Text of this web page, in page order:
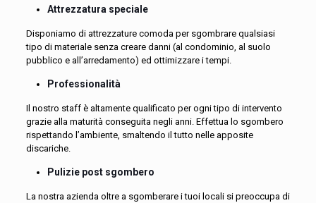
Attrezzatura speciale
Disponiamo di attrezzature comoda per sgombrare qualsiasi
tipo di materiale senza creare danni (al condominio, al suolo
pubblico e all’arredamento) ed ottimizzare i tempi.
Professionalità
Il nostro staff è altamente qualificato per ogni tipo di intervento
grazie alla maturità conseguita negli anni. Effettua lo sgombero
rispettando l’ambiente, smaltendo il tutto nelle apposite
discariche.
Pulizie post sgombero
La nostra azienda oltre a sgomberare i tuoi locali si preoccupa di